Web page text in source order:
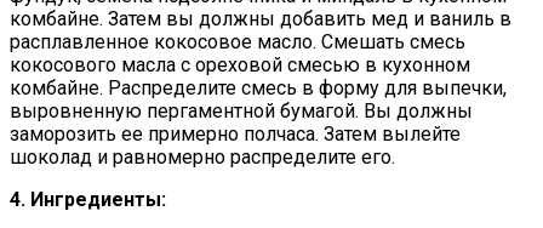
комбайне. Затем вы должны добавить мед и ваниль в
расплавленное кокосовое масло. Смешать смесь
кокосового масла с ореховой смесью в кухонном
комбайне. Распределите смесь в форму для выпечки,
выровненную пергаментной бумагой. Вы должны
заморозить ее примерно полчаса. Затем вылейте
шоколад и равномерно распределите его.
4. Ингредиенты: